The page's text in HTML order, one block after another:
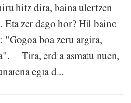
hitz dira, baina ulertzen
zer dago hor? Hil baino
"Gogoa boa zeru argira,
—Tira, erdia asmatu nuen,
egia d...